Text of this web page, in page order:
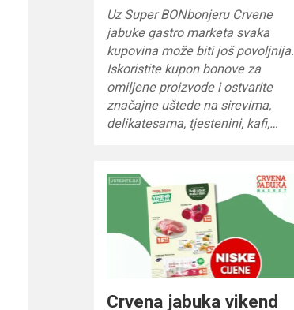
Uz Super BONbonjeru Crvene
jabuke gastro marketa svaka
kupovina može biti još povoljnija.
Iskoristite kupon bonove za
omiljene proizvode i ostvarite
značajne uštede na sirevima,
delikatesama, tjestenini, kafi,…
Crvena jabuka vikend